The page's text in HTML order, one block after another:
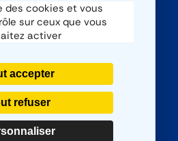
des cookies et vous
sur ceux que vous
activer
accepter
refuser